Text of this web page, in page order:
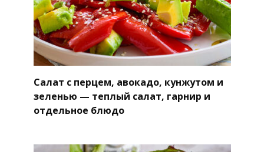
Салат с перцем, авокадо, кунжутом и
зеленью — теплый салат, гарнир и
отдельное блюдо